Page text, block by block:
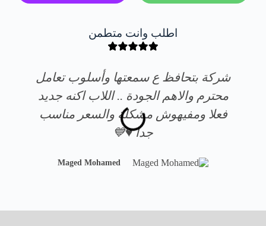
اطلب وانت متطمن
شركة بتحافظ ع سمعتها وأسلوب تعامل
محترم والاهم الجودة .. اللاب اكنه جديد
فعلا ومفيهوش مشكلة والسعر مناسب
جدا ♥️💙
Maged Mohamed